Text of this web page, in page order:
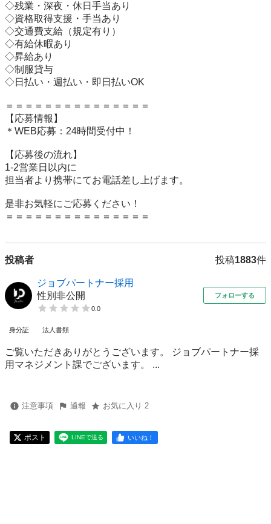
◇残業・深夜・休日手当あり
◇資格取得支援・手当あり
◇交通費支給（規定有り）
◇有給休暇あり
◇昇給あり
◇制服貸与
◇日払い・週払い・即日払いOK
＝＝＝＝＝＝＝＝＝＝＝＝＝＝＝
【応募情報】
＊WEB応募：24時間受付中！
【応募後の流れ】
1-2営業日以内に
担当者より携帯にてお電話差し上げます。
是非お気軽にご応募ください！
＝＝＝＝＝＝＝＝＝＝＝＝＝＝＝
投稿者 投稿1883件
ジョブパートナー採用
性別非公開
0.0
フォローする
身分証 法人書類
ご覧いただきありがとうございます。 ジョブパートナー採
用マネジメント課でございます。 ...
注意事項 通報 お気に入り 2
ポスト LINEで送る いいね！